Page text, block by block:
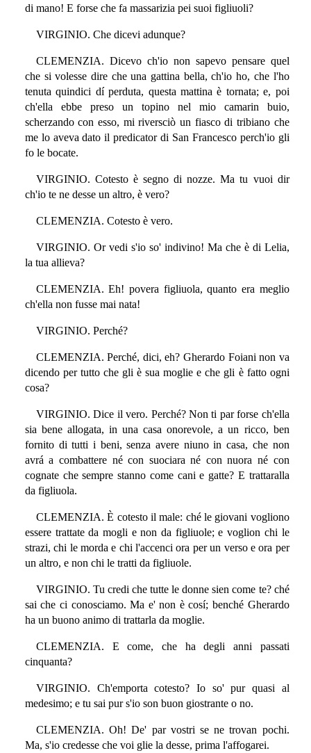
di mano! E forse che fa massarizia pei suoi figliuoli?
VIRGINIO. Che dicevi adunque?
CLEMENZIA. Dicevo ch'io non sapevo pensare quel
che si volesse dire che una gattina bella, ch'io ho, che l'ho
tenuta quindici dí perduta, questa mattina è tornata; e, poi
ch'ella ebbe preso un topino nel mio camarin buio,
scherzando con esso, mi riversciò un fiasco di tribiano che
me lo aveva dato il predicator di San Francesco perch'io gli
fo le bocate.
VIRGINIO. Cotesto è segno di nozze. Ma tu vuoi dir
ch'io te ne desse un altro, è vero?
CLEMENZIA. Cotesto è vero.
VIRGINIO. Or vedi s'io so' indivino! Ma che è di Lelia,
la tua allieva?
CLEMENZIA. Eh! povera figliuola, quanto era meglio
ch'ella non fusse mai nata!
VIRGINIO. Perché?
CLEMENZIA. Perché, dici, eh? Gherardo Foiani non va
dicendo per tutto che gli è sua moglie e che gli è fatto ogni
cosa?
VIRGINIO. Dice il vero. Perché? Non ti par forse ch'ella
sia bene allogata, in una casa onorevole, a un ricco, ben
fornito di tutti i beni, senza avere niuno in casa, che non
avrá a combattere né con suociara né con nuora né con
cognate che sempre stanno come cani e gatte? E trattaralla
da figliuola.
CLEMENZIA. È cotesto il male: ché le giovani vogliono
essere trattate da mogli e non da figliuole; e voglion chi le
strazi, chi le morda e chi l'accenci ora per un verso e ora per
un altro, e non chi le tratti da figliuole.
VIRGINIO. Tu credi che tutte le donne sien come te? ché
sai che ci conosciamo. Ma e' non è cosí; benché Gherardo
ha un buono animo di trattarla da moglie.
CLEMENZIA. E come, che ha degli anni passati
cinquanta?
VIRGINIO. Ch'emporta cotesto? Io so' pur quasi al
medesimo; e tu sai pur s'io son buon giostrante o no.
CLEMENZIA. Oh! De' par vostri se ne trovan pochi.
Ma, s'io credesse che voi glie la desse, prima l'affogarei.